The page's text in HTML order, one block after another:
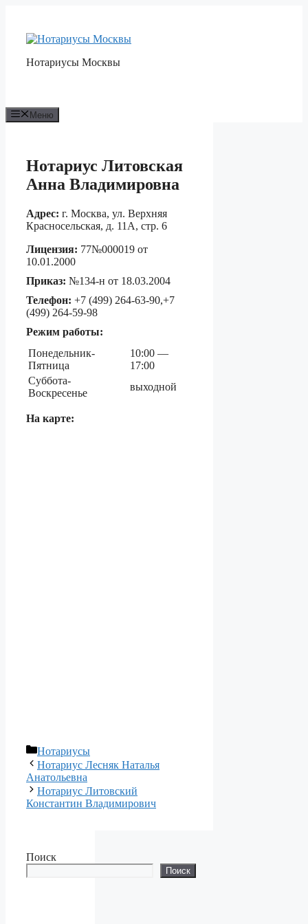
содержимому
Нотариусы Москвы
Меню
Нотариус Литовская
Анна Владимировна
Адрес: г. Москва, ул. Верхняя
Красносельская, д. 11А, стр. 6
Лицензия: 77№000019 от
10.01.2000
Приказ: №134-н от 18.03.2004
Телефон: +7 (499) 264-63-90,+7
(499) 264-59-98
Режим работы:
Понедельник-
Пятница
10:00 —
17:00
Суббота-
Воскресенье
выходной
На карте:
Рубрики
Нотариусы
Нотариус Лесняк Наталья
Анатольевна
Нотариус Литовский
Константин Владимирович
Поиск
Поиск